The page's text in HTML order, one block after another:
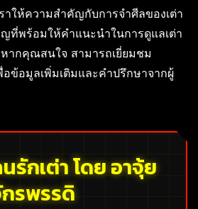
าให้ความสำคัญกับการจำศีลของเต่า
ที่พร้อมให้คำแนะนำในการดูแลเต่า
ากคุณสนใจ สามารถเยี่ยมชม
อข้อมูลเพิ่มเติมและคำปรึกษาจากผู้
รักเต่า โดย อาจุ้ย
รพรรดิ